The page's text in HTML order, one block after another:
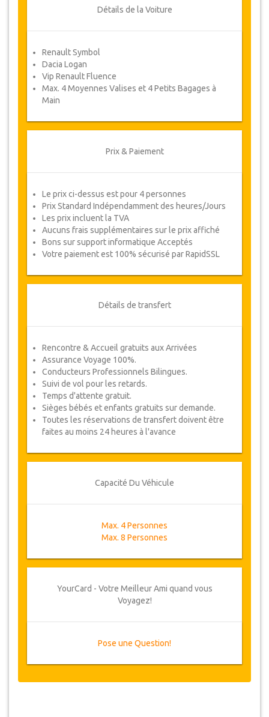
ou un remboursement complet.
Une fois votre paiement effectué, vous serez
redirigé vers détails YourCard pour entrer vos
informations de réservation et vous recevrez
votre Coupon de service automatiquement.
Détails de la Voiture
Renault Symbol
Dacia Logan
Vip Renault Fluence
Max. 4 Moyennes Valises et 4 Petits Bagages à
Main
Prix & Paiement
Le prix ci-dessus est pour 4 personnes
Prix Standard Indépendamment des heures/Jours
Les prix incluent la TVA
Aucuns frais supplémentaires sur le prix affiché
Bons sur support informatique Acceptés
Votre paiement est 100% sécurisé par RapidSSL
Détails de transfert
Rencontre & Accueil gratuits aux Arrivées
Assurance Voyage 100%.
Conducteurs Professionnels Bilingues.
Suivi de vol pour les retards.
Temps d'attente gratuit.
Sièges bébés et enfants gratuits sur demande.
Toutes les réservations de transfert doivent être
faites au moins 24 heures à l'avance
Capacité Du Véhicule
Max. 4 Personnes
Max. 8 Personnes
YourCard - Votre Meilleur Ami quand vous
Voyagez!
Pose une Question!